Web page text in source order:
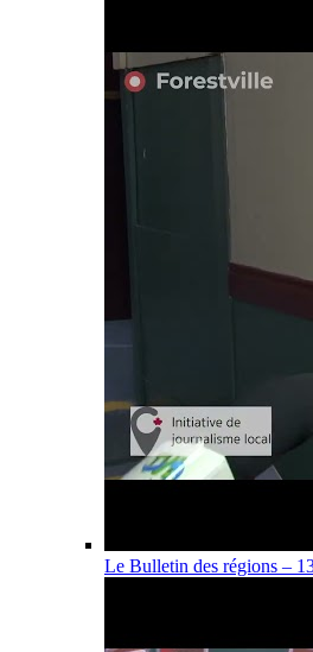
Le Bulletin des régions –